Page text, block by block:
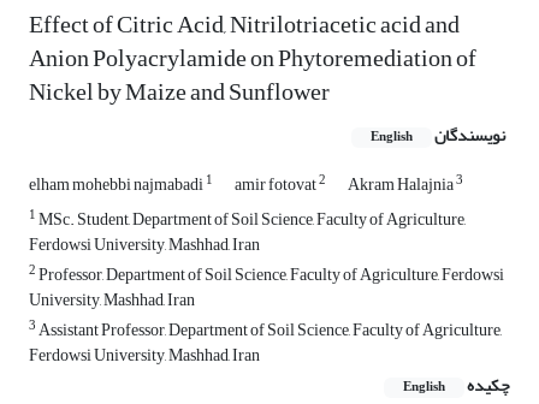
Effect of Citric Acid, Nitrilotriacetic acid and
Anion Polyacrylamide on Phytoremediation of
Nickel by Maize and Sunflower
نویسندگان English
elham mohebbi najmabadi1 amir fotovat2 Akram Halajnia3
1MSc. Student, Department of Soil Science, Faculty of Agriculture,
Ferdowsi University, Mashhad, Iran
2Professor, Department of Soil Science, Faculty of Agriculture, Ferdowsi
University, Mashhad, Iran
3Assistant Professor, Department of Soil Science, Faculty of Agriculture,
Ferdowsi University, Mashhad, Iran
چکیده
English